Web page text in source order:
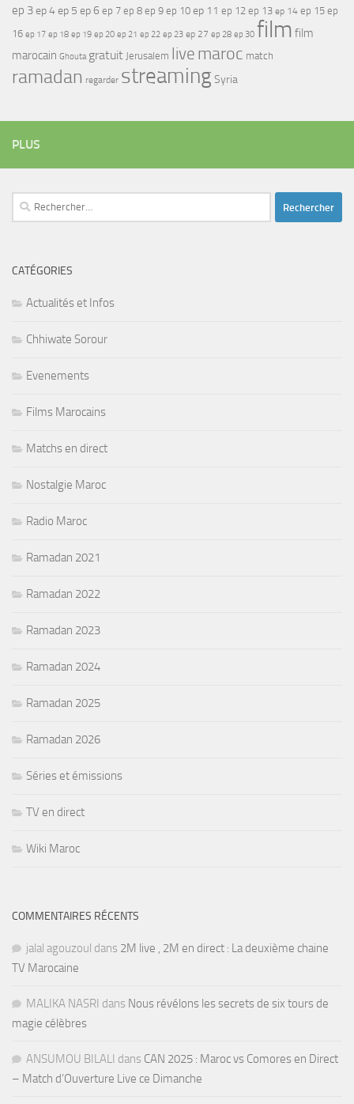
ep 3ep 4ep 5 ep 6 ep 7 ep 8 ep 9 ep 10 ep 11 ep 12 ep 13 ep 14 ep 15 ep
16 ep 17 ep 18 ep 19 ep 20 ep 21 ep 22 ep 23 ep 27 ep 28 ep 30 film film
marocain Ghouta gratuit Jerusalem live maroc match
ramadan regarder streamingSyria
PLUS
Rechercher :
CATÉGORIES
Actualités et Infos
Chhiwate Sorour
Evenements
Films Marocains
Matchs en direct
Nostalgie Maroc
Radio Maroc
Ramadan 2021
Ramadan 2022
Ramadan 2023
Ramadan 2024
Ramadan 2025
Ramadan 2026
Séries et émissions
TV en direct
Wiki Maroc
COMMENTAIRES RÉCENTS
jalal agouzoul dans 2M live , 2M en direct : La deuxième chaine
TV Marocaine
MALIKA NASRI dans Nous révélons les secrets de six tours de
magie célèbres
ANSUMOU BILALI dans CAN 2025 : Maroc vs Comores en Direct
– Match d’Ouverture Live ce Dimanche